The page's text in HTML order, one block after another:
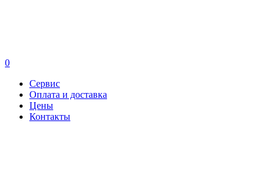
0
Сервис
Оплата и доставка
Цены
Контакты